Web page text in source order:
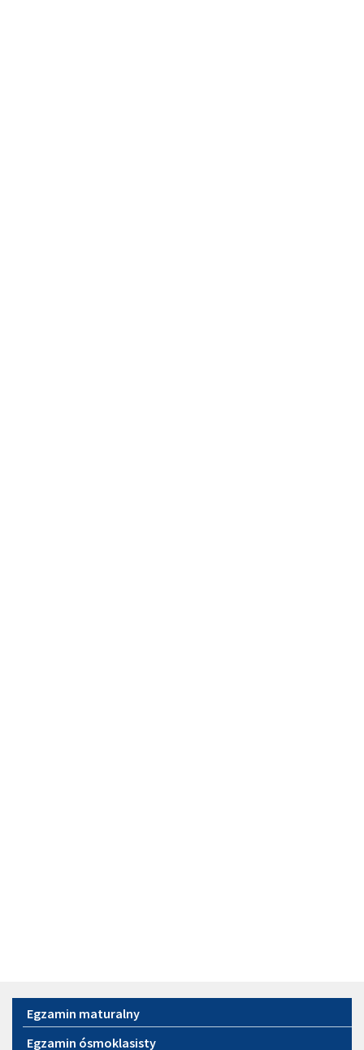
Menu
Egzamin maturalny
Egzamin ósmoklasisty